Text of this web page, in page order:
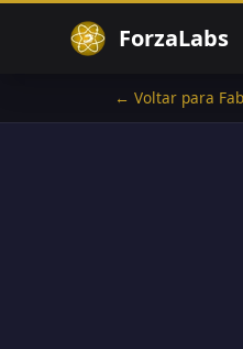
ForzaLabs
← Voltar para